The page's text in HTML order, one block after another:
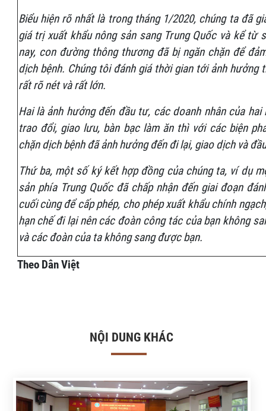
Biểu hiện rõ nhất là trong tháng 1/2020, chúng ta đã
giá trị xuất khẩu nông sản sang Trung Quốc và kể từ
nay, con đường thông thương đã bị ngăn chặn để
dịch bệnh. Chúng tôi đánh giá thời gian tới ảnh hưởng
rất rõ nét và rất lớn.
Hai là ảnh hưởng đến đầu tư, các doanh nhân của hai
trao đổi, giao lưu, bàn bạc làm ăn thì với các biện
chặn dịch bệnh đã ảnh hưởng đến đi lại, giao dịch và
Thứ ba, một số ký kết hợp đồng của chúng ta, ví dụ
sản phía Trung Quốc đã chấp nhận đến giai đoạn
cuối cùng để cấp phép, cho phép xuất khẩu chính
hạn chế đi lại nên các đoàn công tác của bạn không
và các đoàn của ta không sang được bạn.
Theo Dân Việt
NỘI DUNG KHÁC